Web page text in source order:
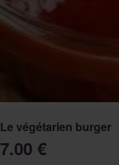
Le végétarien burger
7.00 €